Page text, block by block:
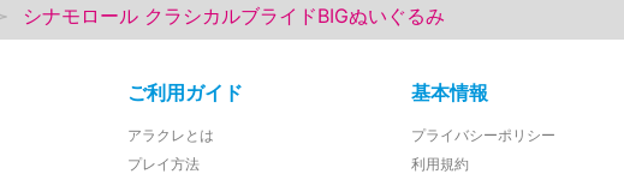
シナモロール クラシカルブライドBIGぬいぐるみ
ご利用ガイド
アラクレとは
プレイ方法
基本情報
プライバシーポリシー
利用規約